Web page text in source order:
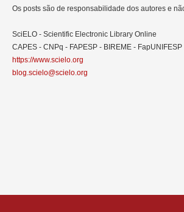
Os posts são de responsabilidade dos autores e
SciELO - Scientific Electronic Library Online
CAPES - CNPq - FAPESP - BIREME - FapUNIFESP
https://www.scielo.org
blog.scielo@scielo.org